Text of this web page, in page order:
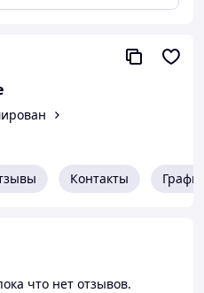
Контакты
что нет отзывов.